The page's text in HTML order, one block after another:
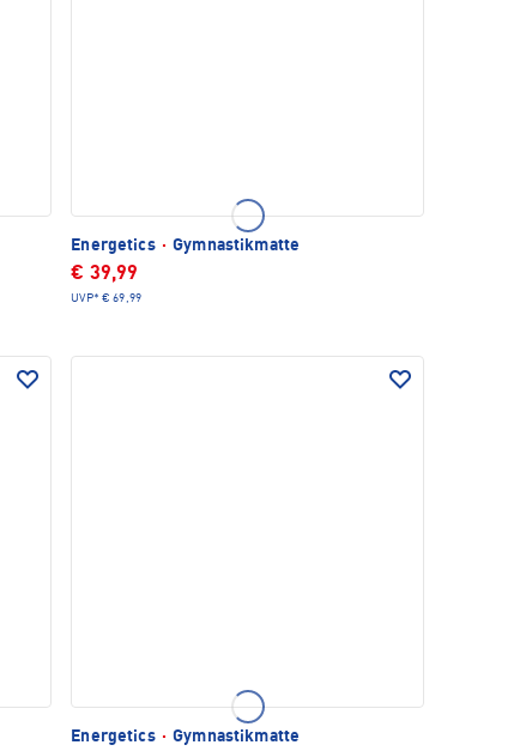
Energetics · Gymnastikmatte
€ 39,99
UVP* € 69,99
Energetics · Gymnastikmatte